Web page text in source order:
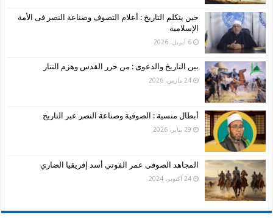
حين يتكلم التاريخ : أعلام التصوف وصناعة النصر فى الأمة
الإسلامية
6 أبريل، 2026
بين التاريخ والدعوى : من حرر القدس وهزم التتار
24 مارس، 2026
أبطال منسية : الصوفية وصناعة النصر عبر التاريخ
29 يناير، 2026
المجاهد الصوفى عمر الفوتي أسد إفريقيا الضاري
24 أكتوبر، 2024